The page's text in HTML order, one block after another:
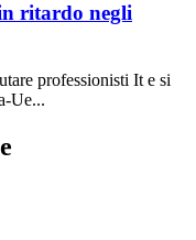
ritardo negli
professionisti It e si
Ue...